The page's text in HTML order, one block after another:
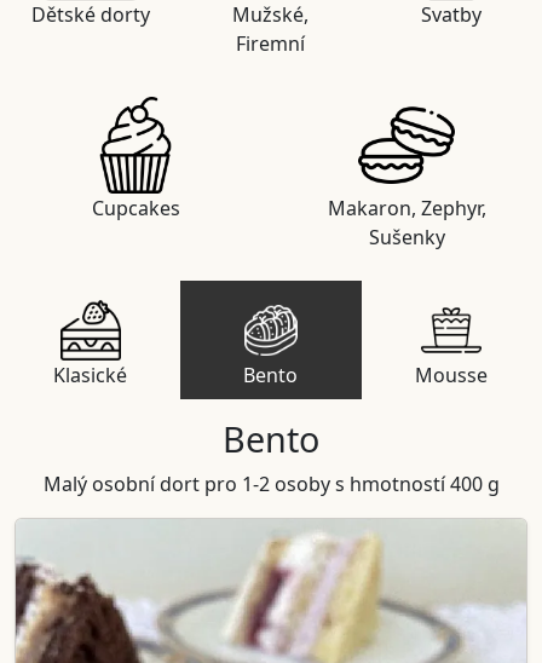
Dětské dorty
Mužské,
Firemní
Svatby
Cupcakes
Makaron, Zephyr,
Sušenky
Klasické Bento Mousse
Bento
Malý osobní dort pro 1-2 osoby s hmotností 400 g